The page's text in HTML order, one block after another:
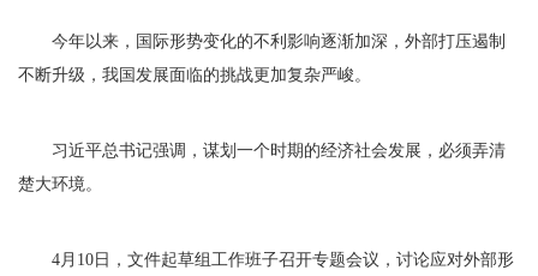
今年以来，国际形势变化的不利影响逐渐加深，外部打压遏制
不断升级，我国发展面临的挑战更加复杂严峻。
习近平总书记强调，谋划一个时期的经济社会发展，必须弄清
楚大环境。
4月10日，文件起草组工作班子召开专题会议，讨论应对外部形